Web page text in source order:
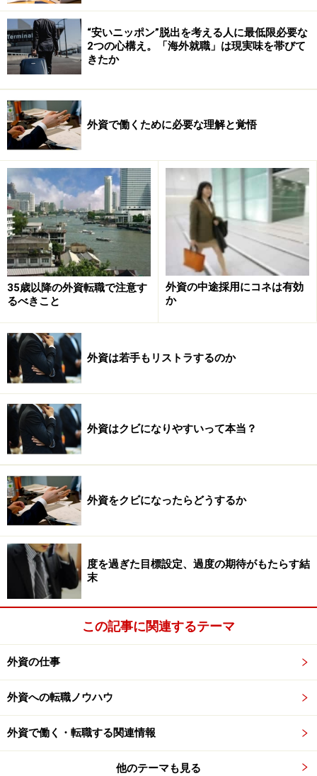
プランの選び方 次ページで＞＞
・イギリス・・・メイ
クアップとネイルアー
ト/アロマテラピー・ イ
ギリス文化と習慣
・イタリア・・・フィ
レンツェで靴作り・ロ
ーマでイタリア料理・
農園ホテルでスローフ
ード体験
・スペイン・・・フラ
メンコ
・ハワイ・・・ウクレ
・オーストラリ
ア・・・ゴルフ
・ニュージーラン
ド・・・フラワーアレ
ンジメント
・トルコ・・・タイル
・タイ・・・タイ式マ
ッサージ
・パリでフラ
ト ・ボルドー
とワイン
イタリア語と
イタリア料理
・台湾で中国
語/台湾語・韓
国で韓国語
・タイ
院でボ
ィア
ーテレ
サ施設
でボラ
ンティ
ア
・バリ
※記事内容は執筆時点のものです。最新の内容をご確認くださ
い。
“安いニッポン”脱出を考える人に最低限必要な
2つの心構え。「海外就職」は現実味を帯びて
きたか
外資で働くために必要な理解と覚悟
35歳以降の外資転職で注意す
るべきこと
外資の中途採用にコネは有効
か
外資は若手もリストラするのか
外資はクビになりやすいって本当？
外資をクビになったらどうするか
度を過ぎた目標設定、過度の期待がもたらす結
末
この記事に関連するテーマ
外資の仕事
外資への転職ノウハウ
外資で働く・転職する関連情報
他のテーマも見る